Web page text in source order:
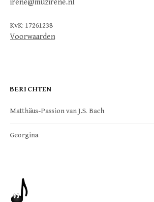
irene@muzirene.nl
KvK: 17261238
Voorwaarden
BERICHTEN
Matthäus-Passion van J.S. Bach
Georgina